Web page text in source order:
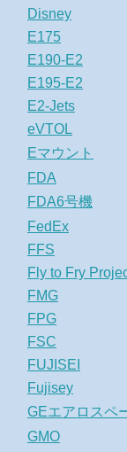
Disney
E175
E190-E2
E195-E2
E2-Jets
eVTOL
Eマウント
FDA
FDA6号機
FedEx
FFS
Fly to Fry
FMG
FPG
FSC
FUJISEI
Fujisey
GEエアロスペ
GMO